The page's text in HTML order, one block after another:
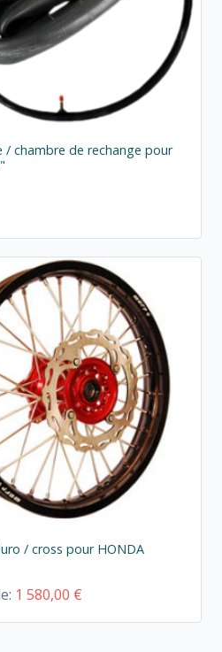
/ chambre de rechange pour
/ cross pour HONDA
1 580,00 €